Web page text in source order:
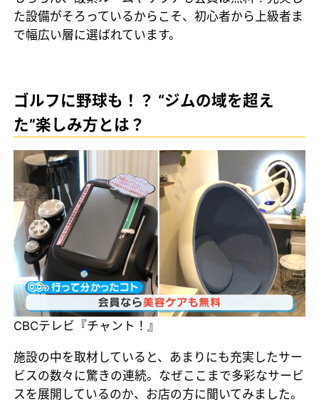
た設備がそろっているからこそ、初心者から上級者ま
で幅広い層に選ばれています。
ゴルフに野球も！？ “ジムの域を超え
た”楽しみ方とは？
CBCテレビ『チャント！』
施設の中を取材していると、あまりにも充実したサー
ビスの数々に驚きの連続。なぜここまで多彩なサービ
スを展開しているのか、お店の方に聞いてみました。